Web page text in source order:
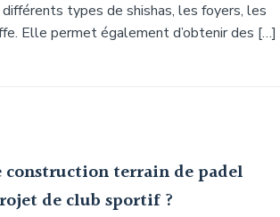
types de shishas, les foyers, les
Elle permet également d’obtenir des […]
terrain de padel
de club sportif ?